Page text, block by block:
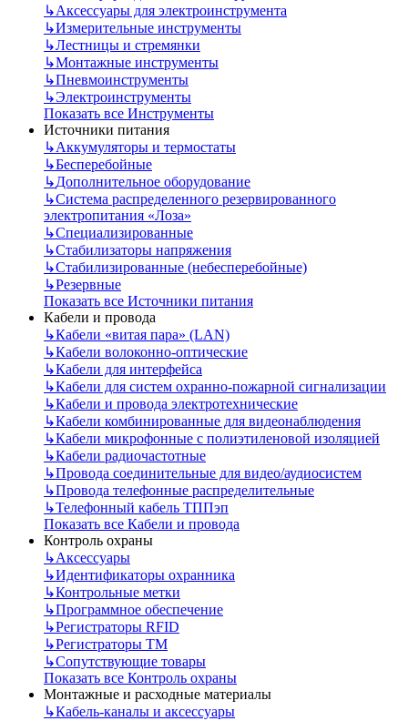
↳Аксессуары для электроинструмента
↳Измерительные инструменты
↳Лестницы и стремянки
↳Монтажные инструменты
↳Пневмоинструменты
↳Электроинструменты
Показать все Инструменты
Источники питания
↳Аккумуляторы и термостаты
↳Бесперебойные
↳Дополнительное оборудование
↳Система распределенного резервированного
электропитания «Лоза»
↳Специализированные
↳Стабилизаторы напряжения
↳Стабилизированные (небесперебойные)
↳Резервные
Показать все Источники питания
Кабели и провода
↳Кабели «витая пара» (LAN)
↳Кабели волоконно-оптические
↳Кабели для интерфейса
↳Кабели для систем охранно-пожарной сигнализации
↳Кабели и провода электротехнические
↳Кабели комбинированные для видеонаблюдения
↳Кабели микрофонные с полиэтиленовой изоляцией
↳Кабели радиочастотные
↳Провода соединительные для видео/аудиосистем
↳Провода телефонные распределительные
↳Телефонный кабель ТППэп
Показать все Кабели и провода
Контроль охраны
↳Аксессуары
↳Идентификаторы охранника
↳Контрольные метки
↳Программное обеспечение
↳Регистраторы RFID
↳Регистраторы ТМ
↳Сопутствующие товары
Показать все Контроль охраны
Монтажные и расходные материалы
↳Кабель-каналы и аксессуары